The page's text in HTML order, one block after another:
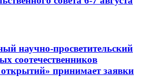
научно-просветительский
соотечественников
принимает заявки